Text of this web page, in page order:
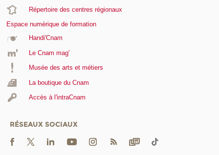
Répertoire des centres régionaux
Espace numérique de formation
Handi'Cnam
Le Cnam mag'
Musée des arts et métiers
La boutique du Cnam
Accès à l'intraCnam
RÉSEAUX SOCIAUX